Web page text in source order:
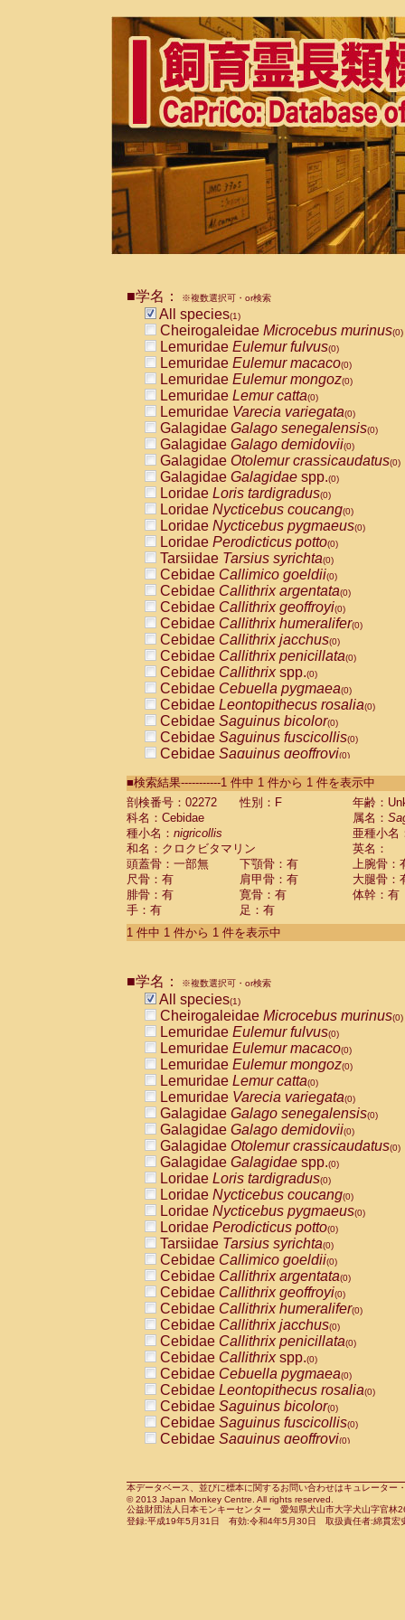
■学名： ※複数選択可・or検索
All species(1)
Cheirogaleidae Microcebus murinus(0)
Lemuridae Eulemur fulvus(0)
Lemuridae Eulemur macaco(0)
Lemuridae Eulemur mongoz(0)
Lemuridae Lemur catta(0)
Lemuridae Varecia variegata(0)
Galagidae Galago senegalensis(0)
Galagidae Galago demidovii(0)
Galagidae Otolemur crassicaudatus(0)
Galagidae Galagidae spp.(0)
Loridae Loris tardigradus(0)
Loridae Nycticebus coucang(0)
Loridae Nycticebus pygmaeus(0)
Loridae Perodicticus potto(0)
Tarsiidae Tarsius syrichta(0)
Cebidae Callimico goeldii(0)
Cebidae Callithrix argentata(0)
Cebidae Callithrix geoffroyi(0)
Cebidae Callithrix humeralifer(0)
Cebidae Callithrix jacchus(0)
Cebidae Callithrix penicillata(0)
Cebidae Callithrixspp.(0)
Cebidae Cebuella pygmaea(0)
Cebidae Leontopithecus rosalia(0)
Cebidae Saguinus bicolor(0)
Cebidae Saguinus fuscicollis(0)
Cebidae Saguinus geoffroyi(0)
CebidaeSaguinus labiatus(0)
Cebidae Saguinus leucopus (0)
Cebidae
CebidaeSaguinus mystax
CebidaeSaguinus nigricollis (1)
Cebidae Saguinus oedipus
Cebidae Saguinus weddelli
Cebidae Saguinusspp.
Cebidae Aotus trivirgatus
Cebidae Cebus albifrons
CebidaeCebus nigrivittatus
CebidaeCebus
CebidaeSaimiri boliviensis(0)
CebidaeSaimiri sciureus(0)
AtelidaeAlouatta caraya(0)
AtelidaeAlouatta fusca(0)
AtelidaeAlouatta seniculus
AtelidaeAlouattaspp.(0)
AtelidaeAteles belzebuth(0)
AtelidaeAteles geoffroyi(0)
AtelidaeAteles paniscus(0)
AtelidaeAtelesspp.(0)
Atelidae Lagothrix lagothricha
AtelidaeLagothrix lagothricha cana
PitheciidaeCacajao calvus
PitheciidaeCallicebus cupreus
PitheciidaeCallicebus donacophilus
PitheciidaeCallicebus moloch
PitheciidaeCallicebus torquatus
PitheciidaeCallicebusspp.(0)
PitheciidaeChiropotes satanas(0)
PitheciidaePithecia monachus
PitheciidaePithecia pithecia(0)
CercopithecidaeCercocebus agilis
CercopithecidaeCercocebus
CercopithecidaeCercocebus
CercopithecidaeCercocebus
CercopithecidaeCercocebus
CercopithecidaeCercocebushybrid
CercopithecidaePapio anubis(0)
CercopithecidaePapio cynocephalus
CercopithecidaePapio hamadryas(0)
■検索結果-----------1 件中 1 件から 1 件を表示中
剖検番号：02272
性別：F
年齢：
科名：Cebidae
属名：
種小名： nigricollis
亜種小名
和名：クロクビタマリン
英名：
頭蓋骨：一部無
下顎骨：有
上腕骨：
尺骨：有
肩甲骨：有
大腿骨：
腓骨：有
寛骨：有
体幹：有
手：有
足：有
1 件中 1 件から 1 件を表示中
■学名： ※複数選択可・or検索
All species(1)
Cheirogaleidae Microcebus murinus(0)
Lemuridae Eulemur fulvus(0)
Lemuridae Eulemur macaco(0)
Lemuridae Eulemur mongoz(0)
Lemuridae Lemur catta(0)
Lemuridae Varecia variegata(0)
Galagidae Galago senegalensis(0)
Galagidae Galago demidovii(0)
Galagidae Otolemur crassicaudatus(0)
Galagidae Galagidae spp.(0)
Loridae Loris tardigradus(0)
Loridae Nycticebus coucang(0)
Loridae Nycticebus pygmaeus(0)
Loridae Perodicticus potto(0)
Tarsiidae Tarsius syrichta(0)
Cebidae Callimico goeldii(0)
Cebidae Callithrix argentata(0)
Cebidae Callithrix geoffroyi(0)
Cebidae Callithrix humeralifer(0)
Cebidae Callithrix jacchus(0)
Cebidae Callithrix penicillata(0)
Cebidae Callithrixspp.(0)
Cebidae Cebuella pygmaea(0)
Cebidae Leontopithecus rosalia(0)
Cebidae Saguinus bicolor(0)
Cebidae Saguinus fuscicollis(0)
Cebidae Saguinus geoffroyi(0)
CebidaeSaguinus leucopus(0)
CebidaeSaguinus midas(0)
Cebidae Saguinus mystax(0)
本データベース、並びに標本に関するお問い合わせはキュレータ
© 2013 Japan Monkey Centre. All rights reserved.
公益財団法人日本モンキーセンター 愛知県犬山市大字犬山字官
登録:平成19年5月31日 有効:令和4年5月30日 取扱責任者:綿貫宏